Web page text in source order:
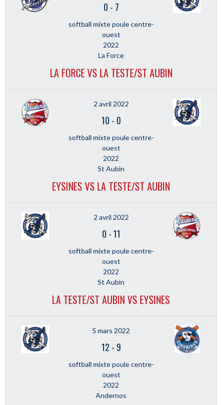
0 - 7
softball mixte poule centre-
ouest
2022
La Force
LA FORCE VS LA TESTE/ST AUBIN
2 avril 2022
10 - 0
softball mixte poule centre-
ouest
2022
St Aubin
EYSINES VS LA TESTE/ST AUBIN
2 avril 2022
0 -11
softball mixte poule centre-
ouest
2022
St Aubin
LA TESTE/ST AUBIN VS EYSINES
5 mars 2022
12 - 9
softball mixte poule centre-
ouest
2022
Andernos